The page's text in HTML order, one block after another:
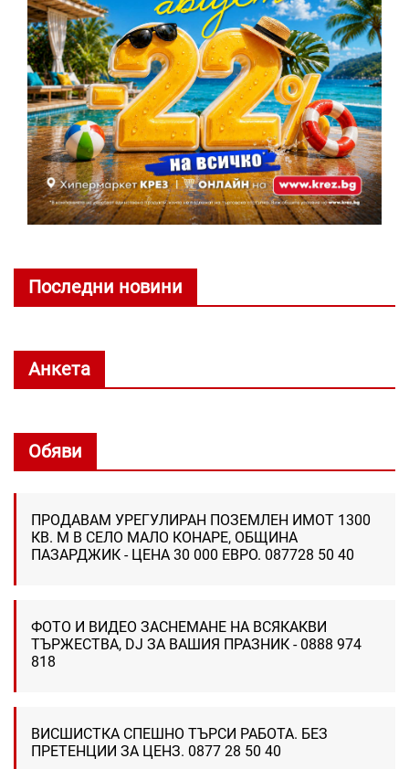
Последни новини
Анкета
Обяви
ПРОДАВАМ УРЕГУЛИРАН ПОЗЕМЛЕН ИМОТ 1300
КВ. М В СЕЛО МАЛО КОНАРЕ, ОБЩИНА
ПАЗАРДЖИК - ЦЕНА 30 000 ЕВРО. 087728 50 40
ФОТО И ВИДЕО ЗАСНЕМАНЕ НА ВСЯКАКВИ
ТЪРЖЕСТВА, DJ ЗА ВАШИЯ ПРАЗНИК - 0888 974
818
ВИСШИСТКА СПЕШНО ТЪРСИ РАБОТА. БЕЗ
ПРЕТЕНЦИИ ЗА ЦЕНЗ. 0877 28 50 40